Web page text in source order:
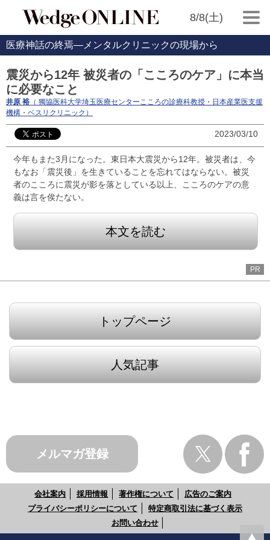
8/8(土)
医療神話の終焉―メンタルクリニックの現場から
震災から12年 被災者の「こころのケア」に本当
に必要なこと
井原 裕 （ 獨協医科大学埼玉医療センターこころの診療科教授・日本産業医支援
機構・ベスリクリニック）
2023/03/10
今年もまた3月になった。東日本大震災から12年。被災者は、今
もなお「震災後」を生きていることを忘れてはならない。被災
者のこころに震災が影を落としている以上、こころのケアの意
義は言を俟たない。
本文を読む
PR
トップページ
人気記事
メルマガ登録
会社案内 採用情報 著作権について
広告のご案内
プライバシーポリシーについて
特定商取引法に基づく表示
お問い合わせ